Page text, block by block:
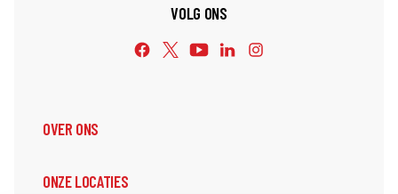
VOLG ONS
OVER ONS
ONZE LOCATIES